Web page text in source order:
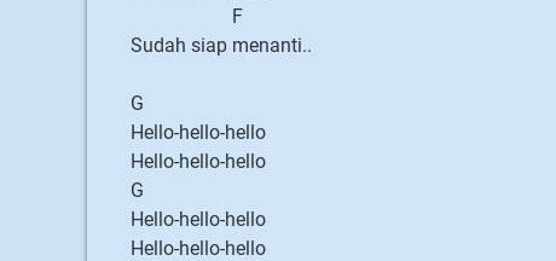
F
Sudah siap menanti..
G
Hello-hello-hello
Hello-hello-hello
G
Hello-hello-hello
Hello-hello-hello